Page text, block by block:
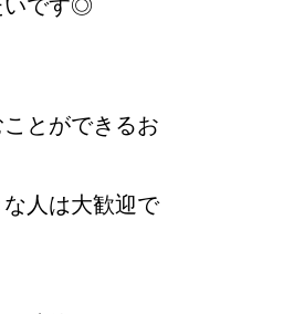
とができるお
人は大歓迎で